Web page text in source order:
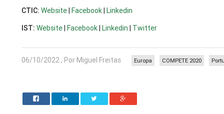
CTIC:Website Facebook
Linkedin
IST:Website Facebook Linkedin Twitter
06/10/2022 , Por Miguel Freitas COMPETE 2020
Europa